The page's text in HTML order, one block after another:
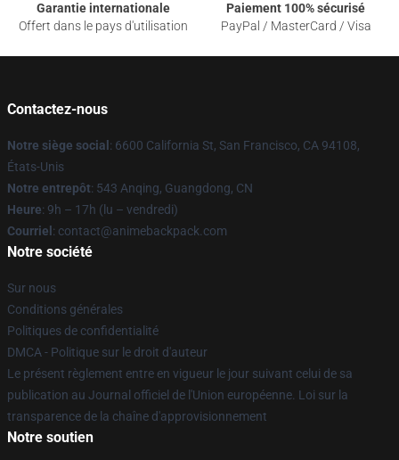
Garantie internationale
Offert dans le pays d'utilisation
Paiement 100% sécurisé
PayPal / MasterCard / Visa
Contactez-nous
Notre siège social : 6600 California St, San Francisco, CA 94108,
États-Unis
Notre entrepôt: 543 Anqing, Guangdong, CN
Heure: 9h – 17h (lu – vendredi)
Courriel : contact@animebackpack.com
Notre société
Sur nous
Conditions générales
Politiques de confidentialité
DMCA - Politique sur le droit d'auteur
Le présent règlement entre en vigueur le jour suivant celui de sa
publication au Journal officiel de l'Union européenne. Loi sur la
transparence de la chaîne d'approvisionnement
Notre soutien